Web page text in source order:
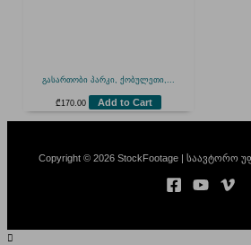
გასართობი პარკი, ქობულეთი,...
₾170.00 Add to Cart
Copyright © 2026 StockFootage | საავტორო